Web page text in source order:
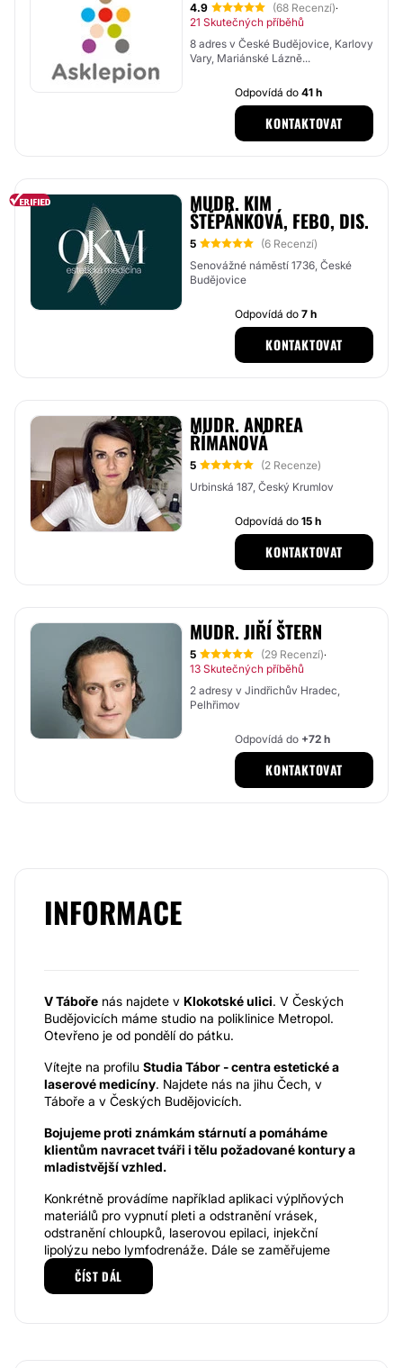
4.9 (68 Recenzí)·
21 Skutečných příběhů
8 adres v České Budějovice, Karlovy
Vary, Mariánské Lázně...
Odpovídá do41 h
KONTAKTOVAT
MUDR. KIM
ŠTĚPÁNKOVÁ, FEBO, DIS.
5
(6 Recenzí)
Senovážné náměstí 1736, České
Budějovice
Odpovídá do7 h
KONTAKTOVAT
MUDR. ANDREA
ŘÍMANOVÁ
5
(2 Recenze)
Urbinská 187, Český Krumlov
Odpovídá do15 h
KONTAKTOVAT
MUDR. JIŘÍ ŠTERN
5 (29 Recenzí)·
13 Skutečných příběhů
2 adresy v Jindřichův Hradec,
Pelhřimov
Odpovídá do +72 h
KONTAKTOVAT
INFORMACE
V Táboře nás najdete v Klokotské ulici. V Českých
Budějovicích máme studio na poliklinice Metropol.
Otevřeno je od pondělí do pátku.
Vítejte na profilu Studia Tábor - centra estetické a
laserové medicíny. Najdete nás na jihu Čech, v
Táboře a v Českých Budějovicích.
Bojujeme proti známkám stárnutí a pomáháme
klientům navracet tváři i tělu požadované kontury a
mladistvější vzhled.
Konkrétně provádíme například aplikaci výplňových
materiálů pro vypnutí pleti a odstranění vrásek,
odstranění chloupků, laserovou epilaci, injekční
lipolýzu nebo lymfodrenáže. Dále se zaměřujeme
například na léčbu akné, kryoterapii, mikrojehličlování
nebo odstranění rozšířených žilek. Zabraňujeme také
ČÍST DÁL